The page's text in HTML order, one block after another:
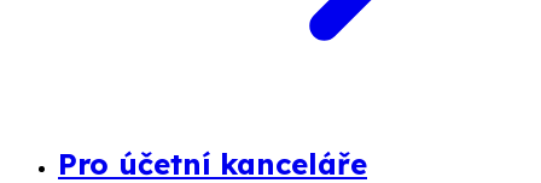
Pro účetní kanceláře